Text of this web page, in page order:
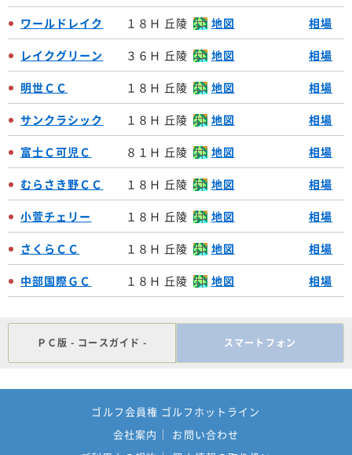
ワールドレイク １８Ｈ 丘陵 地図 相場
レイクグリーン ３６Ｈ 丘陵 地図 相場
明世ＣＣ １８Ｈ 丘陵 地図 相場
サンクラシック １８Ｈ 丘陵 地図 相場
富士Ｃ可児Ｃ ８１Ｈ 丘陵 地図 相場
むらさき野ＣＣ １８Ｈ 丘陵 地図 相場
小萱チェリー １８Ｈ 丘陵 地図 相場
さくらＣＣ １８Ｈ 丘陵 地図 相場
中部国際ＧＣ １８Ｈ 丘陵 地図 相場
ＰＣ版 - コースガイド - スマートフォン
ゴルフ会員権 ゴルフホットライン
会社案内
お問い合わせ